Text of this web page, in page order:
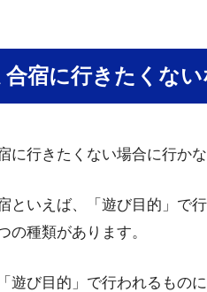
合宿に行きたくな
に行きたくない場合に行か
といえば、「遊び目的」で
の種類があります。
遊び目的」で行われるもの